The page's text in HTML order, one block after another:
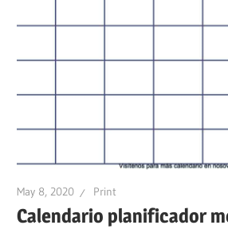
May 8, 2020 Print
Calendario planificador